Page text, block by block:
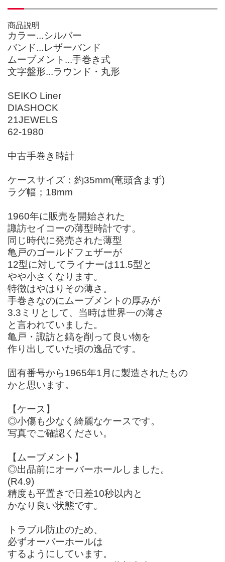
商品説明
カラー...シルバー
バンド...レザーバンド
ムーブメント...手巻き式
文字盤形...ラウンド・丸形
SEIKO Liner
DIASHOCK
21JEWELS
62-1980
中古手巻き時計
ケースサイズ：約35mm(竜頭含まず)
ラグ幅；18mm
1960年に販売を開始された
諏訪セイコーの薄型時計です。
同じ時代に発売された薄型
亀戸のゴールドフェザーが
12型に対してライナーは11.5型と
やや小さくなります。
特徴はやはりその薄さ。
手巻きなのにムーブメントの厚みが
3.3ミリとして、当時は世界一の薄さ
と言われていました。
亀戸・諏訪と鎬を削って良い物を
作り出していた頃の逸品です。
固有番号から1965年1月に製造されたもの
かと思います。
【ケース】
◎小傷も少なく綺麗なケースです。
写真でご確認ください。
【ムーブメント】
◎出品前にオーバーホールしました。
(R4.9)
精度も平置きで日差10秒以内と
かなり良い状態です。
トラブル防止のため、
必ずオーバーホールは
するようにしています。